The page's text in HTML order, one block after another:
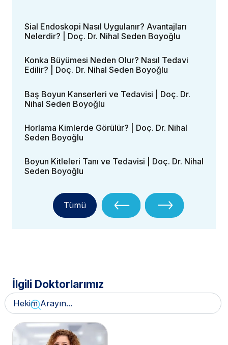
Sial Endoskopi Nasıl Uygulanır? Avantajları
Nelerdir? | Doç. Dr. Nihal Seden Boyoğlu
Konka Büyümesi Neden Olur? Nasıl Tedavi
Edilir? | Doç. Dr. Nihal Seden Boyoğlu
Baş Boyun Kanserleri ve Tedavisi | Doç. Dr.
Nihal Seden Boyoğlu
Horlama Kimlerde Görülür? | Doç. Dr. Nihal
Seden Boyoğlu
Boyun Kitleleri Tanı ve Tedavisi | Doç. Dr. Nihal
Seden Boyoğlu
Tümü
İlgili Doktorlarımız